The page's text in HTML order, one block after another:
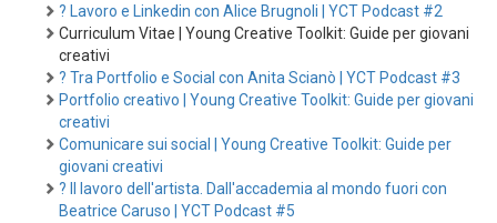
? Lavoro e Linkedin con Alice Brugnoli | YCT Podcast #2
Curriculum Vitae | Young Creative Toolkit: Guide per giovani
creativi
? Tra Portfolio e Social con Anita Scianò | YCT Podcast #3
Portfolio creativo | Young Creative Toolkit: Guide per giovani
creativi
Comunicare sui social | Young Creative Toolkit: Guide per
giovani creativi
? Il lavoro dell'artista. Dall'accademia al mondo fuori con
Beatrice Caruso | YCT Podcast #5